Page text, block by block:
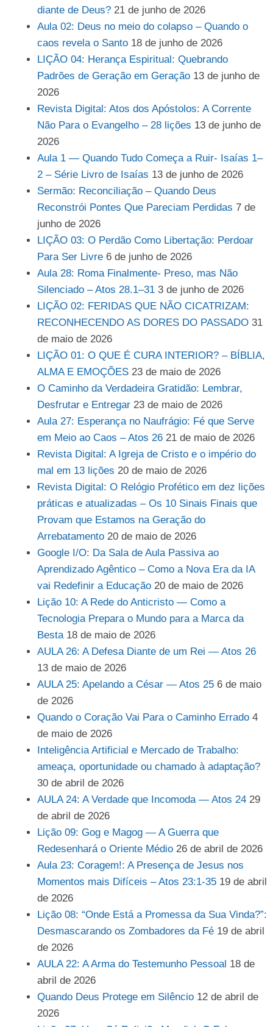
diante de Deus? 21 de junho de 2026
Aula 02: Deus no meio do colapso – Quando o
caos revela o Santo 18 de junho de 2026
LIÇÃO 04: Herança Espiritual: Quebrando
Padrões de Geração em Geração 13 de junho de
2026
Revista Digital: Atos dos Apóstolos: A Corrente
Não Para o Evangelho – 28 lições 13 de junho de
2026
Aula 1 — Quando Tudo Começa a Ruir- Isaías 1–
2 – Série Livro de Isaías 13 de junho de 2026
Sermão: Reconciliação – Quando Deus
Reconstrói Pontes Que Pareciam Perdidas 7 de
junho de 2026
LIÇÃO 03: O Perdão Como Libertação: Perdoar
Para Ser Livre 6 de junho de 2026
Aula 28: Roma Finalmente- Preso, mas Não
Silenciado – Atos 28.1–31 3 de junho de 2026
LIÇÃO 02: FERIDAS QUE NÃO CICATRIZAM:
RECONHECENDO AS DORES DO PASSADO 31
de maio de 2026
LIÇÃO 01: O QUE É CURA INTERIOR? – BÍBLIA,
ALMA E EMOÇÕES 23 de maio de 2026
O Caminho da Verdadeira Gratidão: Lembrar,
Desfrutar e Entregar 23 de maio de 2026
Aula 27: Esperança no Naufrágio: Fé que Serve
em Meio ao Caos – Atos 26 21 de maio de 2026
Revista Digital: A Igreja de Cristo e o império do
mal em 13 lições 20 de maio de 2026
Revista Digital: O Relógio Profético em dez lições
práticas e atualizadas – Os 10 Sinais Finais que
Provam que Estamos na Geração do
Arrebatamento 20 de maio de 2026
Google I/O: Da Sala de Aula Passiva ao
Aprendizado Agêntico – Como a Nova Era da IA
vai Redefinir a Educação 20 de maio de 2026
Lição 10: A Rede do Anticristo — Como a
Tecnologia Prepara o Mundo para a Marca da
Besta 18 de maio de 2026
AULA 26: A Defesa Diante de um Rei — Atos 26
13 de maio de 2026
AULA 25: Apelando a César — Atos 25 6 de maio
de 2026
Quando o Coração Vai Para o Caminho Errado 4
de maio de 2026
Inteligência Artificial e Mercado de Trabalho:
ameaça, oportunidade ou chamado à adaptação?
30 de abril de 2026
AULA 24: A Verdade que Incomoda — Atos 24 29
de abril de 2026
Lição 09: Gog e Magog — A Guerra que
Redesenhará o Oriente Médio 26 de abril de 2026
Aula 23: Coragem!: A Presença de Jesus nos
Momentos mais Difíceis – Atos 23:1-35 19 de abril
de 2026
Lição 08: “Onde Está a Promessa da Sua Vinda?”:
Desmascarando os Zombadores da Fé 19 de abril
de 2026
AULA 22: A Arma do Testemunho Pessoal 18 de
abril de 2026
Quando Deus Protege em Silêncio 12 de abril de
2026